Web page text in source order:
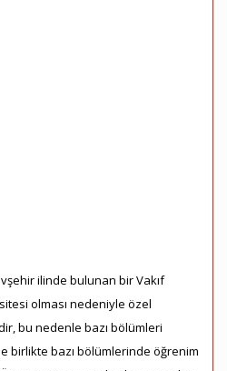
ilinde bulunan bir Vakıf
olması nedeniyle özel
bu nedenle bazı bölümleri
birlikte bazı bölümlerinde öğrenim